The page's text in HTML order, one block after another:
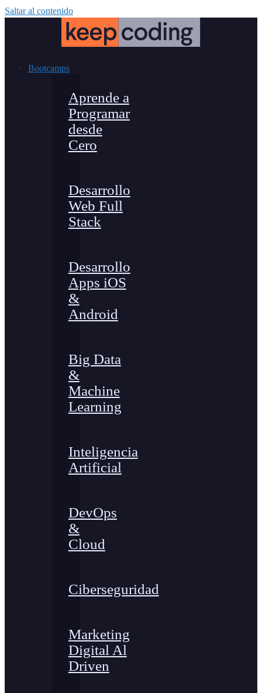
Saltar al contenido
Bootcamps
Aprende a
Programar
desde
Cero
Desarrollo
Web Full
Stack
Desarrollo
Apps iOS
&
Android
Big Data
&
Machine
Learning
Inteligencia
Artificial
DevOps
&
Cloud
Ciberseguridad
Marketing
Digital Al
Driven